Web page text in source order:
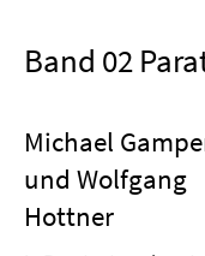
Band 02
Michael
und Wolfgang
Hottner